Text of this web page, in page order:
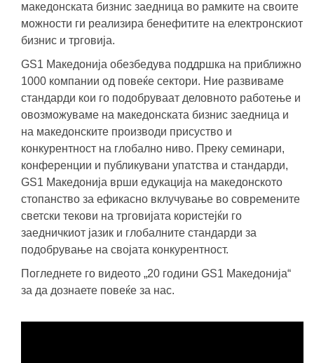
македонската бизнис заедница во рамките на своите
можности ги реализира бенефитите на електронскиот
бизнис и трговија.
GS1 Македонија обезбедува поддршка на приближно
1000 компании од повеќе сектори. Ние развиваме
стандарди кои го подобруваат деловното работење и
овозможуваме на македонската бизнис заедница и
на македонските производи присуство и
конкурентност на глобално ниво. Преку семинари,
конференции и публикувани упатства и стандарди,
GS1 Македонија врши едукација на македонското
стопанство за ефикасно вклучување во современите
светски текови на трговијата користејќи го
заедничкиот јазик и глобалните стандарди за
подобрување на својата конкурентност.
Погледнете го видеото „20 години GS1 Македонија“
за да дознаете повеќе за нас.